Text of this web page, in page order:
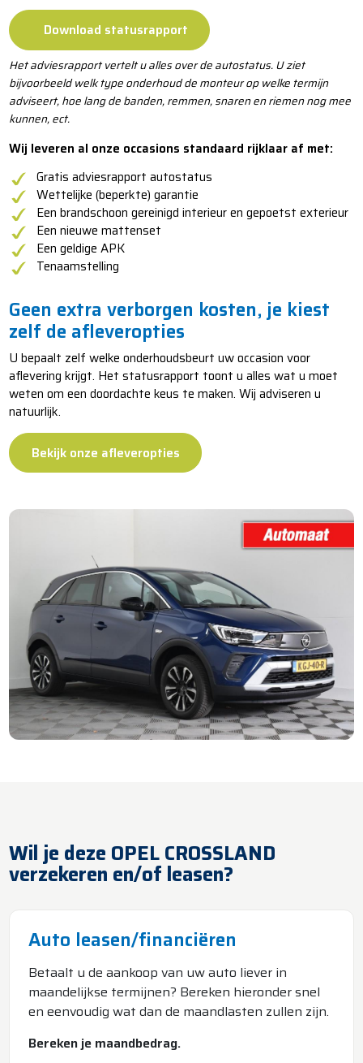
Download statusrapport
Het adviesrapport vertelt u alles over de autostatus. U ziet
bijvoorbeeld welk type onderhoud de monteur op welke termijn
adviseert, hoe lang de banden, remmen, snaren en riemen nog mee
kunnen, ect.
Wij leveren al onze occasions standaard rijklaar af met:
​​Gratis adviesrapport autostatus
​​​Wettelijke (beperkte) garantie
​​​​Een brandschoon gereinigd interieur en gepoetst exterieur
​​​​​Een nieuwe mattenset
​​​​​​Een geldige APK
​​​​​​Tenaamstelling
Geen extra verborgen kosten, je kiest
zelf de afleveropties
U bepaalt zelf welke onderhoudsbeurt uw occasion voor
aflevering krijgt. Het statusrapport toont u alles wat u moet
weten om een doordachte keus te maken. Wij adviseren u
natuurlijk.
Bekijk onze afleveropties
Wil je deze OPEL CROSSLAND
verzekeren en/of leasen?
Auto leasen/financiëren
Betaalt u de aankoop van uw auto liever in
maandelijkse termijnen? Bereken hieronder snel
en eenvoudig wat dan de maandlasten zullen zijn.
Bereken je maandbedrag.